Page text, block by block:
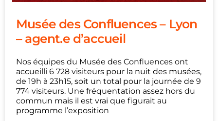
Musée des Confluences – Lyon
– agent.e d’accueil
Nos équipes du Musée des Confluences ont
accueilli 6 728 visiteurs pour la nuit des musées,
de 19h à 23h15, soit un total pour la journée de 9
774 visiteurs. Une fréquentation assez hors du
commun mais il est vrai que figurait au
programme l’exposition